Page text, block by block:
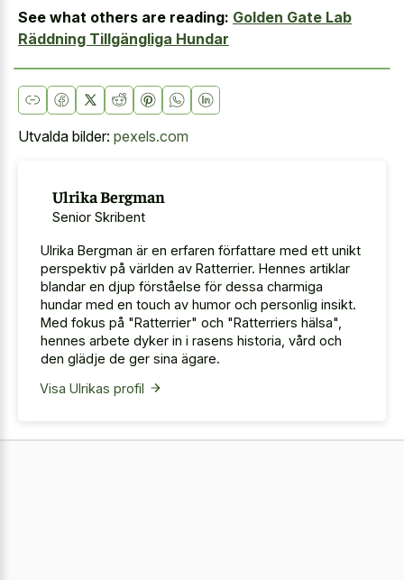
See what others are reading: Golden Gate Lab
Räddning Tillgängliga Hundar
Utvalda bilder: pexels.com
Ulrika Bergman
Senior Skribent
Ulrika Bergman är en erfaren författare med ett unikt
perspektiv på världen av Ratterrier. Hennes artiklar
blandar en djup förståelse för dessa charmiga
hundar med en touch av humor och personlig insikt.
Med fokus på "Ratterrier" och "Ratterriers hälsa",
hennes arbete dyker in i rasens historia, vård och
den glädje de ger sina ägare.
Visa Ulrikas profil